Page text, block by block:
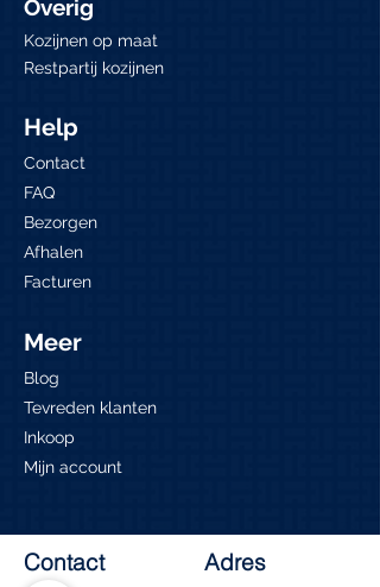
Overig
Kozijnen op maat
Restpartij kozijnen
Help
Contact
FAQ
Bezorgen
Afhalen
Facturen
Meer
Blog
Tevreden klanten
Inkoop
Mijn account
Contact Adres